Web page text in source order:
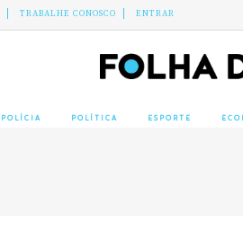
TRABALHE CONOSCO ENTRAR
POLÍCIA POLÍTICA ESPORTE